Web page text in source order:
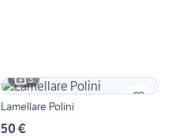
3
Lamellare Polini
50 €